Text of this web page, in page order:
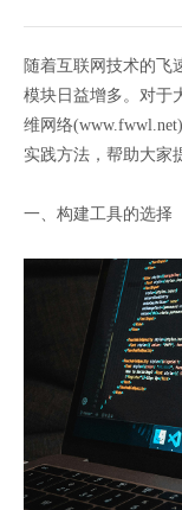
随着互联网技术的飞
模块日益增多。对于
维网络
实践方法，帮助大家
一、构建工具的选择